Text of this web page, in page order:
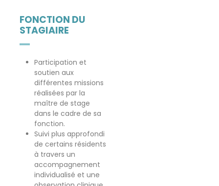
FONCTION DU
STAGIAIRE
Participation et
soutien aux
différentes missions
réalisées par la
maître de stage
dans le cadre de sa
fonction.
Suivi plus approfondi
de certains résidents
à travers un
accompagnement
individualisé et une